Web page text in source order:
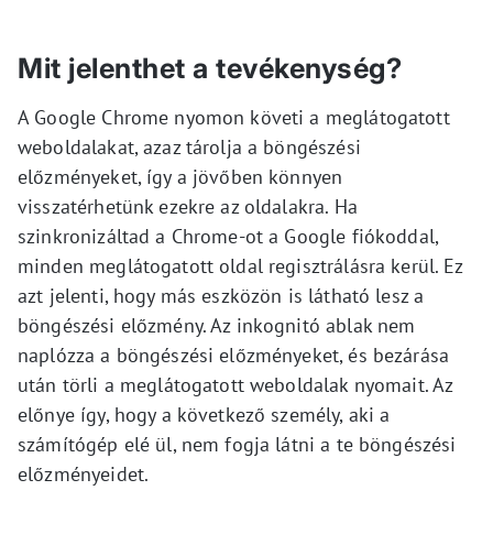
Mit jelenthet a tevékenység?
A Google Chrome nyomon követi a meglátogatott
weboldalakat, azaz tárolja a böngészési
előzményeket, így a jövőben könnyen
visszatérhetünk ezekre az oldalakra. Ha
szinkronizáltad a Chrome-ot a Google fiókoddal,
minden meglátogatott oldal regisztrálásra kerül. Ez
azt jelenti, hogy más eszközön is látható lesz a
böngészési előzmény. Az inkognitó ablak nem
naplózza a böngészési előzményeket, és bezárása
után törli a meglátogatott weboldalak nyomait. Az
előnye így, hogy a következő személy, aki a
számítógép elé ül, nem fogja látni a te böngészési
előzményeidet.